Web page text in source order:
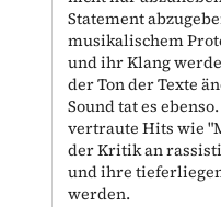
Statement
musikalischem
und ihr Klang
der Ton der Texte
Sound tat es
vertraute Hits wie
der Kritik an
und ihre
werden.